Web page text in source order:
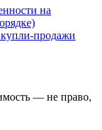
на
купли-продажи
— не право,